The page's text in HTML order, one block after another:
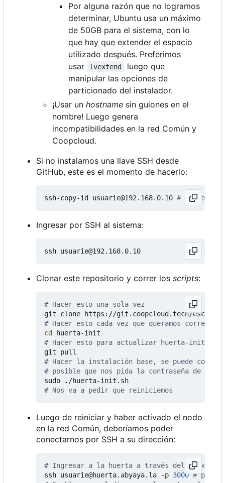
Por alguna razón que no logramos
determinar, Ubuntu usa un máximo
de 50GB para el sistema, con lo
que hay que extender el espacio
utilizado después. Preferimos
usar
lvextend
luego que
manipular las opciones de
particionado del instalador.
¡Usar un hostname sin guiones en el
nombre! Luego genera
incompatibilidades en la red Común y
Coopcloud.
Si no instalamos una llave SSH desde
GitHub, este es el momento de hacerlo:
ssh-copy-id usuarie@192.168.0.10 # IP de la
Ingresar por SSH al sistema:
Clonar este repositorio y correr los scripts:
# Hacer esto una sola vez
# Hacer esto cada vez que queramos correr
cd
# Hacer esto para actualizar huerta-init
# Hacer la instalación base, se puede
# posible que nos pida la contraseña de
# Nos va a pedir que reiniciemos
Luego de reiniciar y haber activado el nodo
en la red Común, deberíamos poder
conectarnos por SSH a su dirección:
# Ingresar a la huerta a través del proxy
ssh usuarie@huerta.abyaya.la -p 3000 #